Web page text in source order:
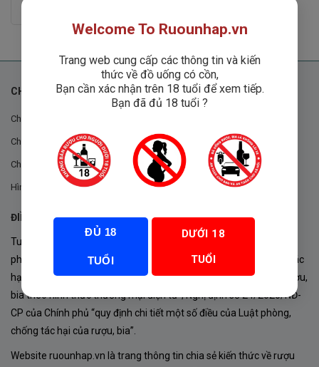
CHÍNH SÁCH
Chính sách chung
Chính sách đổi trả
Chính sách mua hàng
Hình thức thanh toán
ĐIỀU KHOẢN VÀ CHÍNH SÁCH
Tuân thủ Nghị định 105/2017/NĐ-CP ngày 14/9/2017 của Chính
phủ về sản xuất, kinh doanh rượu. Tuân thủ Luật “phòng chống tác
hại của rượu, bia” số 44/2019/QH14-Điều 16 về “điều kiện bán rượu,
bia theo hình thức thương mại điện tử”; Nghị định số 24/2020/NĐ-
CP của Chính phủ “quy định chi tiết một số điều của Luật phòng,
chống tác hại của rượu, bia”.
Website ruounhap.vn là trang thông tin chia sẻ kiến thức về rượu
Welcome To Ruounhap.vn
Trang web cung cấp các thông tin và kiến
thức về đồ uống có cồn,
Bạn cần xác nhận trên 18 tuổi để xem tiếp.
Bạn đã đủ 18 tuổi ?
ĐỦ 18
TUỔI
DƯỚI 18
TUỔI